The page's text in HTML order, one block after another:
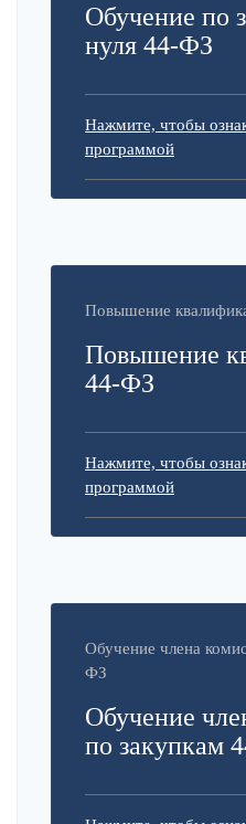
Обучение по
нуля 44-ФЗ
Нажмите, чтобы
программой
Повышение
Повышение
44-ФЗ
Нажмите, чтобы
программой
Обучение члена
ФЗ
Обучение
по закупкам